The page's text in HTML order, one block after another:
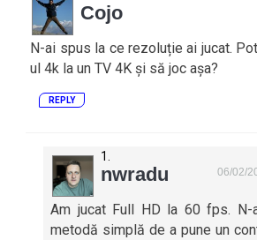
Cojo
N-ai spus la ce rezoluție ai jucat.
ul 4k la un TV 4K și să joc așa?
REPLY
nwradu 06/02/
Am jucat Full HD la 60 fps. N-
metodă simplă de a pune un